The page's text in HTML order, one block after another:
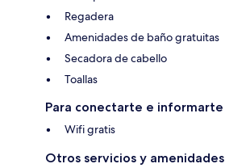
Regadera
Amenidades de baño gratuitas
Secadora de cabello
Toallas
Para conectarte e informarte
Wifi gratis
Otros servicios y amenidades